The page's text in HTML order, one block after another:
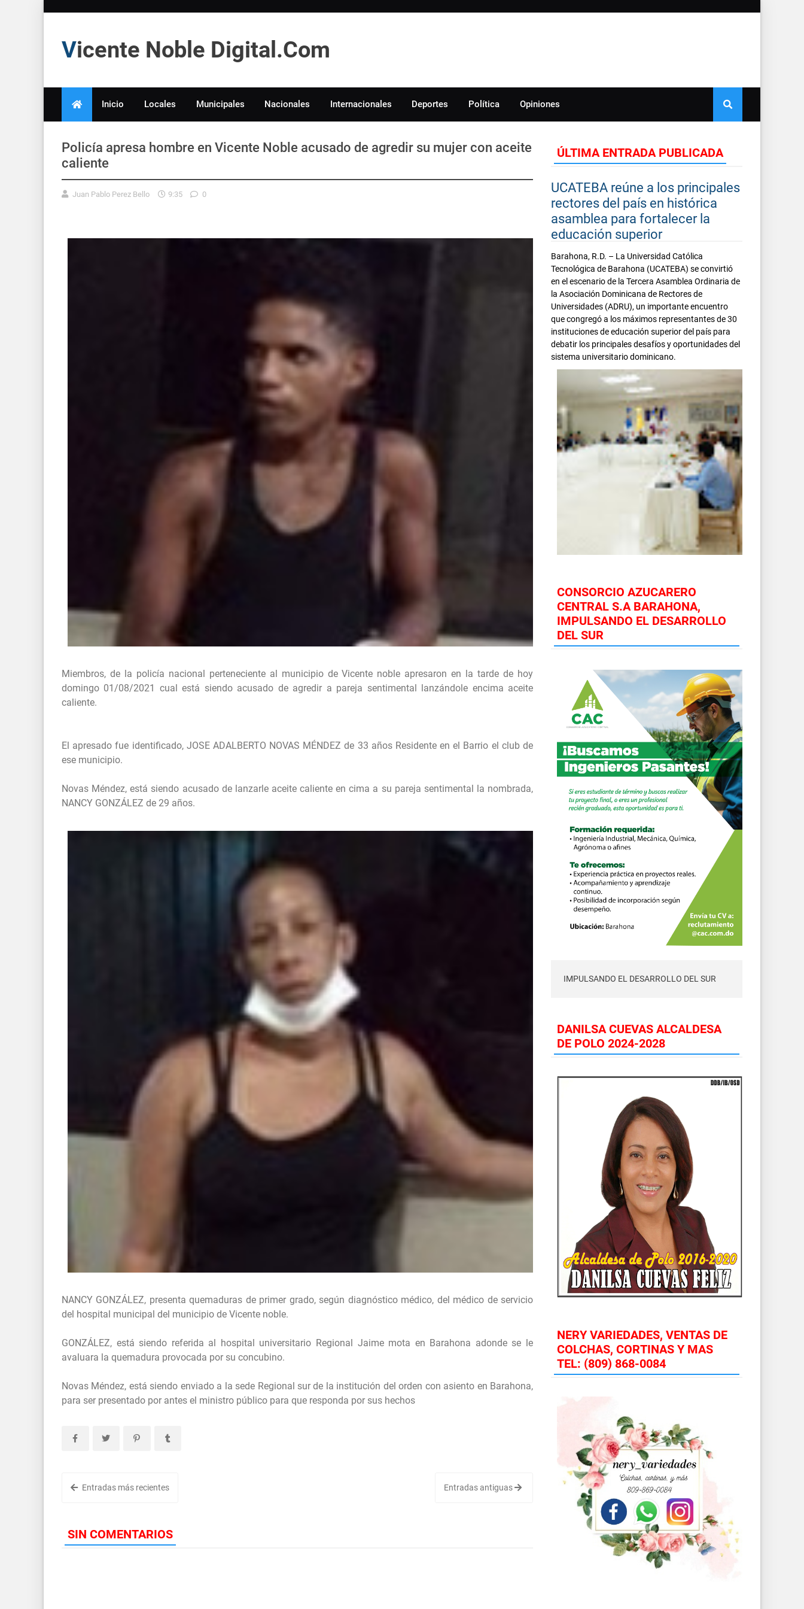
Vicente Noble Digital.Com
Inicio Locales Municipales Nacionales Internacionales Deportes Política Opiniones
Policía apresa hombre en Vicente Noble acusado de agredir su mujer con aceite
caliente
Juan Pablo Perez Bello 9:35 0
Miembros, de la policía nacional perteneciente al municipio de Vicente noble apresaron en la tarde de hoy
domingo 01/08/2021 cual está siendo acusado de agredir a pareja sentimental lanzándole encima aceite
caliente.
El apresado fue identificado, JOSE ADALBERTO NOVAS MÉNDEZ de 33 años Residente en el Barrio el club de
ese municipio.
Novas Méndez, está siendo acusado de lanzarle aceite caliente en cima a su pareja sentimental la nombrada,
NANCY GONZÁLEZ de 29 años.
NANCY GONZÁLEZ, presenta quemaduras de primer grado, según diagnóstico médico, del médico de servicio
del hospital municipal del municipio de Vicente noble.
GONZÁLEZ, está siendo referida al hospital universitario Regional Jaime mota en Barahona adonde se le
avaluara la quemadura provocada por su concubino.
Novas Méndez, está siendo enviado a la sede Regional sur de la institución del orden con asiento en Barahona,
para ser presentado por antes el ministro público para que responda por sus hechos
Entradas más recientes Entradas antiguas
SIN COMENTARIOS
ÚLTIMA ENTRADA PUBLICADA
UCATEBA reúne a los principales
rectores del país en histórica
asamblea para fortalecer la
educación superior
Barahona, R.D. – La Universidad Católica
Tecnológica de Barahona (UCATEBA) se convirtió
en el escenario de la Tercera Asamblea Ordinaria de
la Asociación Dominicana de Rectores de
Universidades (ADRU), un importante encuentro
que congregó a los máximos representantes de 30
instituciones de educación superior del país para
debatir los principales desafíos y oportunidades del
sistema universitario dominicano.
CONSORCIO AZUCARERO
CENTRAL S.A BARAHONA,
IMPULSANDO EL DESARROLLO
DEL SUR
IMPULSANDO EL DESARROLLO DEL SUR
DANILSA CUEVAS ALCALDESA
DE POLO 2024-2028
NERY VARIEDADES, VENTAS DE
COLCHAS, CORTINAS Y MAS
TEL: (809) 868-0084